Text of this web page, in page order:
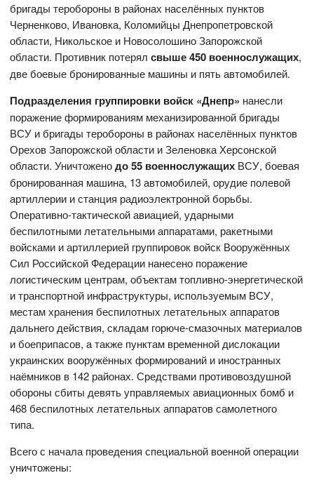
бригады теробороны в районах населённых пунктов
Черненково, Ивановка, Коломийцы Днепропетровской
области, Никольское и Новосолошино Запорожской
области. Противник потерялсвыше 450 военнослужащих,
две боевые бронированные машины и пять автомобилей.
Подразделения группировки войск «Днепр» нанесли
поражение формированиям механизированной бригады
ВСУ и бригады теробороны в районах населённых пунктов
Орехов Запорожской области и Зеленовка Херсонской
области. Уничтоженодо 55 военнослужащих ВСУ, боевая
бронированная машина, 13 автомобилей, орудие полевой
артиллерии и станция радиоэлектронной борьбы.
Оперативно-тактической авиацией, ударными
беспилотными летательными аппаратами, ракетными
войсками и артиллерией группировок войск Вооружённых
Сил Российской Федерации нанесено поражение
логистическим центрам, объектам топливно-энергетической
и транспортной инфраструктуры, используемым ВСУ,
местам хранения беспилотных летательных аппаратов
дальнего действия, складам горюче-смазочных материалов
и боеприпасов, а также пунктам временной дислокации
украинских вооружённых формирований и иностранных
наёмников в 142 районах. Средствами противовоздушной
обороны сбиты девять управляемых авиационных бомб и
468 беспилотных летательных аппаратов самолетного
типа.
Всего с начала проведения специальной военной операции
уничтожены: